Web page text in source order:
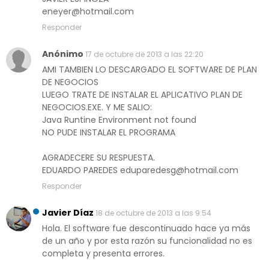
eneyer@hotmail.com
Responder
Anónimo 17 de octubre de 2013 a las 22:20
AMI TAMBIEN LO DESCARGADO EL SOFTWARE DE PLAN
DE NEGOCIOS
LUEGO TRATE DE INSTALAR EL APLICATIVO PLAN DE
NEGOCIOS.EXE. Y ME SALIO:
Java Runtine Environment not found
NO PUDE INSTALAR EL PROGRAMA
AGRADECERE SU RESPUESTA.
EDUARDO PAREDES eduparedesg@hotmail.com
Responder
Javier Díaz 18 de octubre de 2013 a las 9:54
Hola. El software fue descontinuado hace ya más
de un año y por esta razón su funcionalidad no es
completa y presenta errores.